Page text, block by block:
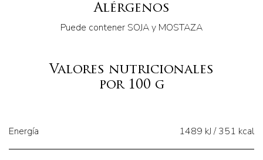
Alérgenos
Puede contener SOJA y MOSTAZA
Valores nutricionales
por 100 g
Energía 1489 kJ / 351 kcal